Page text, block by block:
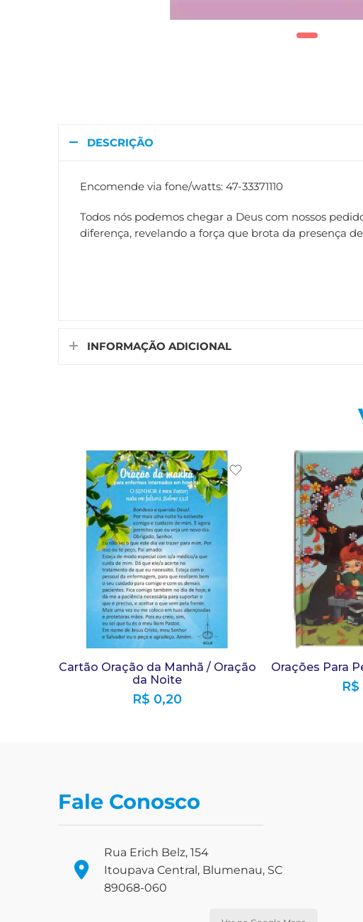
DESCRIÇÃO
Encomende via fone/watts: 47-33371110
Todos nós podemos chegar a Deus com nossos
diferença, revelando a força que brota da presença de
INFORMAÇÃO ADICIONAL
Cartão Oração da Manhã / Oração
da Noite
R$ 0,20
Orações Para
R$
Fale Conosco
Rua Erich Belz, 154
Itoupava Central, Blumenau, SC
89068-060